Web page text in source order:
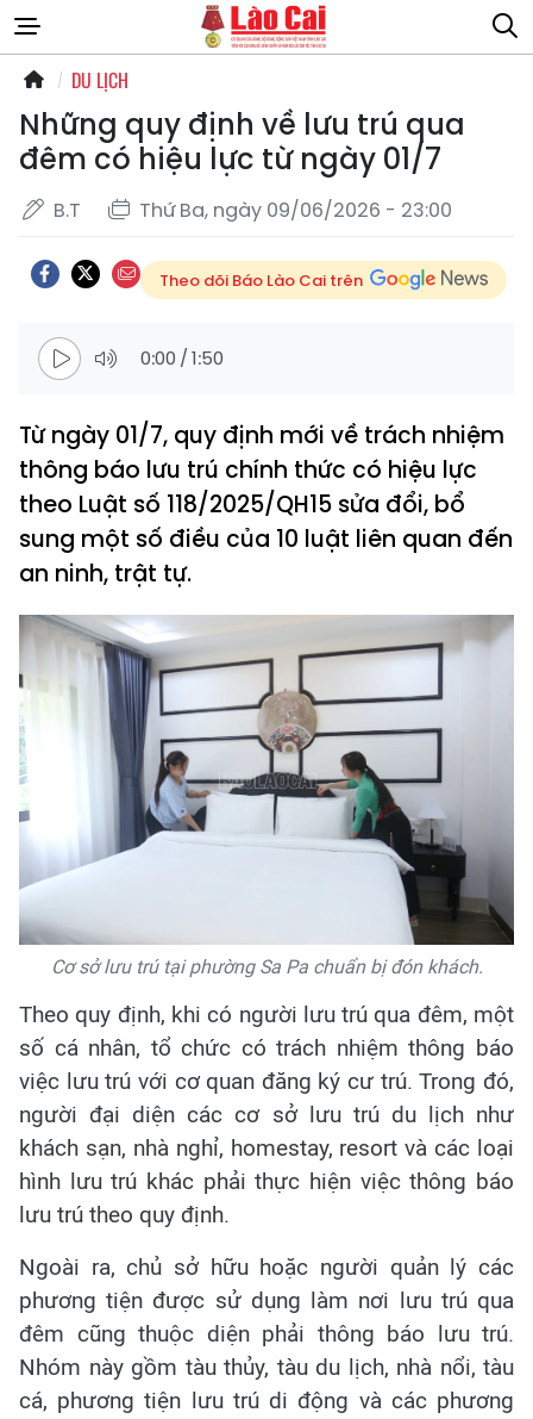
DU LỊCH
Những quy định về lưu trú qua
đêm có hiệu lực từ ngày 01/7
B.T Thứ Ba, ngày 09/06/2026 - 23:00
Theo dõi Báo Lào Cai trên
0:00 /1:50
Từ ngày 01/7, quy định mới về trách nhiệm
thông báo lưu trú chính thức có hiệu lực
theo Luật số 118/2025/QH15 sửa đổi, bổ
sung một số điều của 10 luật liên quan đến
an ninh, trật tự.
Cơ sở lưu trú tại phường Sa Pa chuẩn bị đón khách.
Theo quy định, khi có người lưu trú qua đêm, một
số cá nhân, tổ chức có trách nhiệm thông báo
việc lưu trú với cơ quan đăng ký cư trú. Trong đó,
người đại diện các cơ sở lưu trú du lịch như
khách sạn, nhà nghỉ, homestay, resort và các loại
hình lưu trú khác phải thực hiện việc thông báo
lưu trú theo quy định.
Ngoài ra, chủ sở hữu hoặc người quản lý các
phương tiện được sử dụng làm nơi lưu trú qua
đêm cũng thuộc diện phải thông báo lưu trú.
Nhóm này gồm tàu thủy, tàu du lịch, nhà nổi, tàu
cá, phương tiện lưu trú di động và các phương